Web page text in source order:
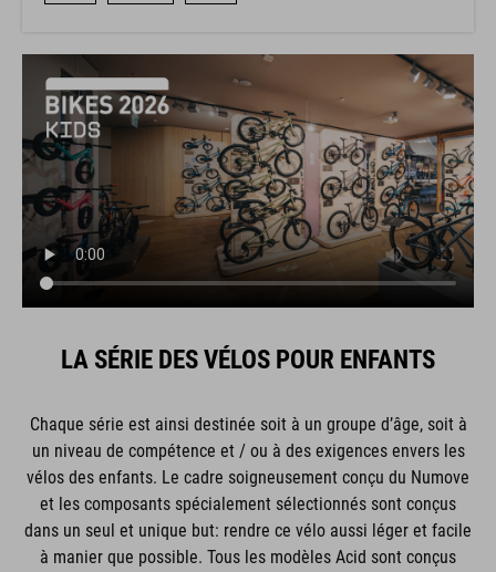
LA SÉRIE DES VÉLOS POUR ENFANTS
Chaque série est ainsi destinée soit à un groupe d’âge, soit à
un niveau de compétence et / ou à des exigences envers les
vélos des enfants. Le cadre soigneusement conçu du Numove
et les composants spécialement sélectionnés sont conçus
dans un seul et unique but: rendre ce vélo aussi léger et facile
à manier que possible. Tous les modèles Acid sont conçus